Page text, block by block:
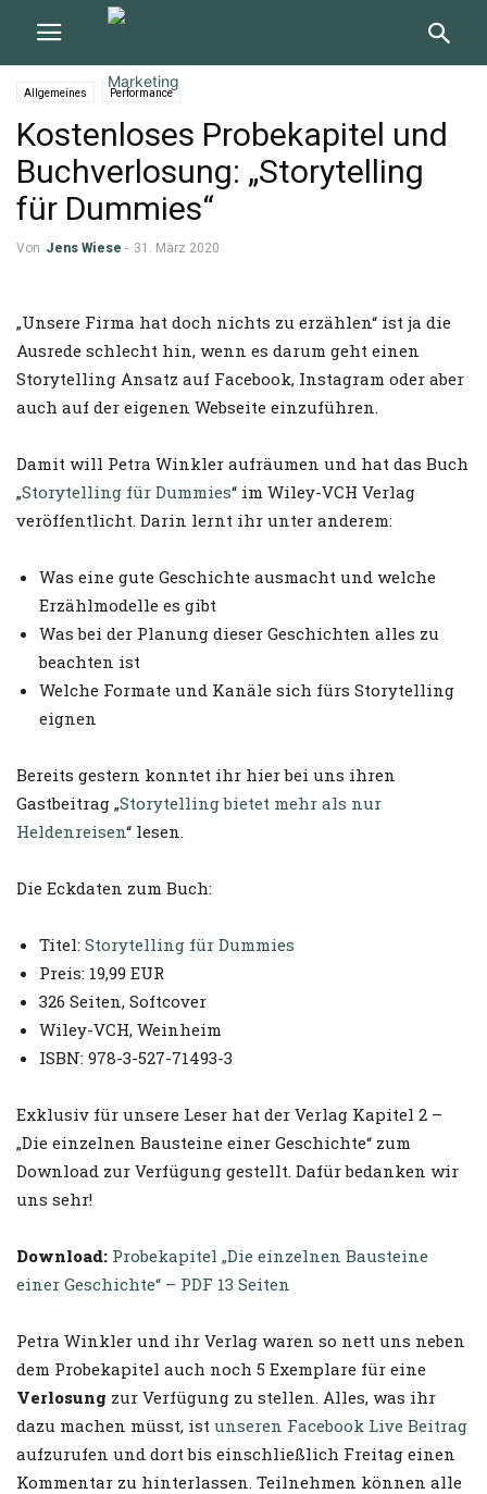
Allgemeines Performance
Kostenloses Probekapitel und
Buchverlosung: „Storytelling
für Dummies“
Von Jens Wiese - 31. März 2020
„Unsere Firma hat doch nichts zu erzählen“ ist ja die
Ausrede schlecht hin, wenn es darum geht einen
Storytelling Ansatz auf Facebook, Instagram oder aber
auch auf der eigenen Webseite einzuführen.
Damit will Petra Winkler aufräumen und hat das Buch
„Storytelling für Dummies“ im Wiley-VCH Verlag
veröffentlicht. Darin lernt ihr unter anderem:
Was eine gute Geschichte ausmacht und welche
Erzählmodelle es gibt
Was bei der Planung dieser Geschichten alles zu
beachten ist
Welche Formate und Kanäle sich fürs Storytelling
eignen
Bereits gestern konntet ihr hier bei uns ihren
Gastbeitrag „Storytelling bietet mehr als nur
Heldenreisen“ lesen.
Die Eckdaten zum Buch:
Titel: Storytelling für Dummies
Preis: 19,99 EUR
326 Seiten, Softcover
Wiley-VCH, Weinheim
ISBN: 978-3-527-71493-3
Exklusiv für unsere Leser hat der Verlag Kapitel 2 –
„Die einzelnen Bausteine einer Geschichte“ zum
Download zur Verfügung gestellt. Dafür bedanken wir
uns sehr!
Download: Probekapitel „Die einzelnen Bausteine
einer Geschichte“ – PDF 13 Seiten
Petra Winkler und ihr Verlag waren so nett uns neben
dem Probekapitel auch noch 5 Exemplare für eine
Verlosung zur Verfügung zu stellen. Alles, was ihr
dazu machen müsst, ist unseren Facebook Live Beitrag
aufzurufen und dort bis einschließlich Freitag einen
Kommentar zu hinterlassen. Teilnehmen können alle